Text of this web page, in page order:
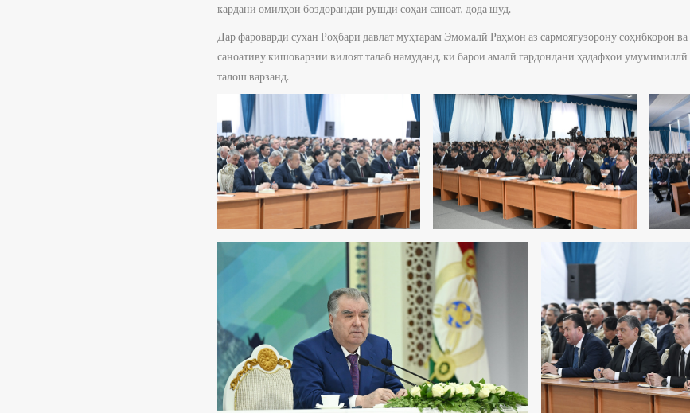
кардани омилҳои боздорандаи рушди соҳаи саноат, дода шуд.
Дар фароварди сухан Роҳбари давлат муҳтарам Эмомалӣ Раҳмон аз сармоягузорону соҳибкорон
саноативу кишоварзии вилоят талаб намуданд, ки барои амалӣ гардондани ҳадафҳои
талош варзанд.